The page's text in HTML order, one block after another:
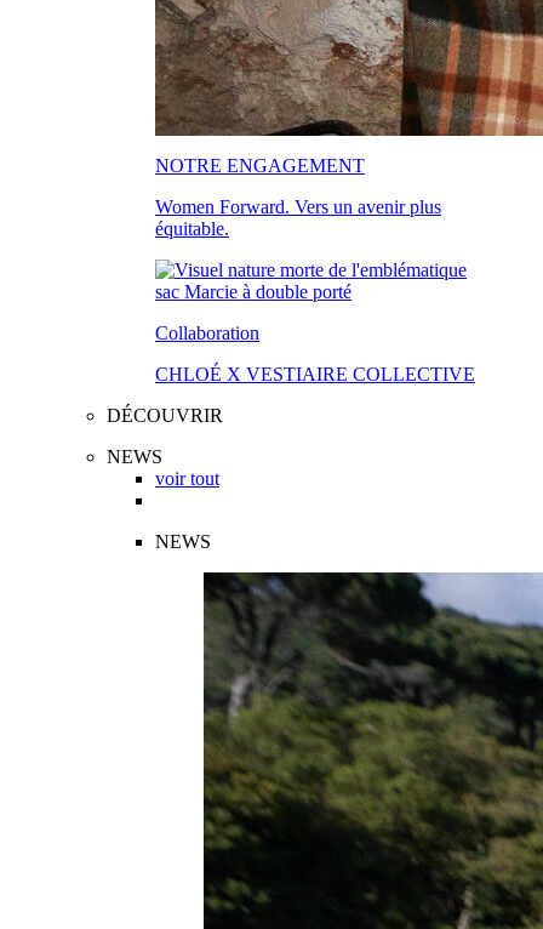
NOTRE ENGAGEMENT
Women Forward. Vers un avenir plus
équitable.
Collaboration
CHLOÉ X VESTIAIRE COLLECTIVE
DÉCOUVRIR
NEWS
voir tout
NEWS